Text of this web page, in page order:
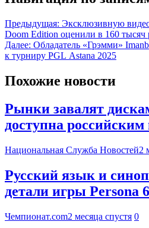
Предыдущая: Эксклюзивную
Doom Edition оценили в 160 тысяч
Далее: Обладатель «Грэмми»
к турниру PGL Astana 2025
Похожие новости
Рынки завалят
доступна
Национальная Служба Новостей2
Русский язык и
детали игры Persona 6
Чемпионат.com2 месяца спустя 0